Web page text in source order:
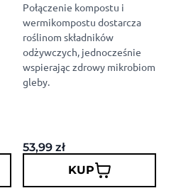
Połączenie kompostu i
wermikompostu dostarcza
roślinom składników
odżywczych, jednocześnie
wspierając zdrowy mikrobiom
gleby.
53,99 zł
KUP